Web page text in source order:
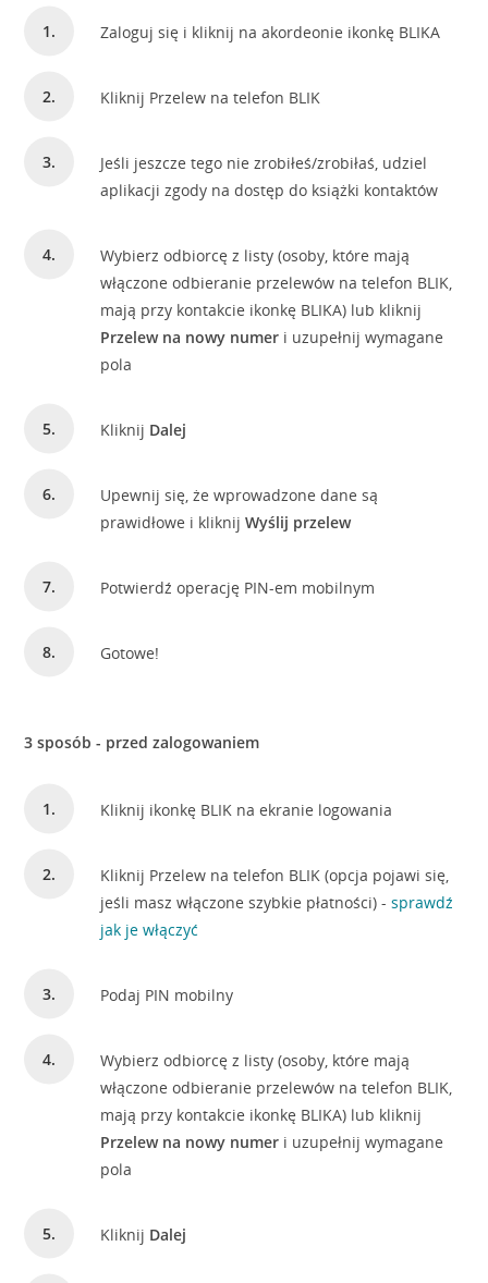
Zaloguj się i kliknij na akordeonie ikonkę BLIKA
Kliknij Przelew na telefon BLIK
Jeśli jeszcze tego nie zrobiłeś/zrobiłaś, udziel
aplikacji zgody na dostęp do książki kontaktów
Wybierz odbiorcę z listy (osoby, które mają
włączone odbieranie przelewów na telefon BLIK,
mają przy kontakcie ikonkę BLIKA) lub kliknij
Przelew na nowy numer i uzupełnij wymagane
pola
Kliknij Dalej
Upewnij się, że wprowadzone dane są
prawidłowe i kliknijWyślij przelew
Potwierdź operację PIN-em mobilnym
Gotowe!
3 sposób - przed zalogowaniem
Kliknij ikonkę BLIK na ekranie logowania
Kliknij Przelew na telefon BLIK (opcja pojawi się,
jeśli masz włączone szybkie płatności) -sprawdź
jak je włączyć
Podaj PIN mobilny
Wybierz odbiorcę z listy (osoby, które mają
włączone odbieranie przelewów na telefon BLIK,
mają przy kontakcie ikonkę BLIKA) lub kliknij
Przelew na nowy numer i uzupełnij wymagane
pola
Kliknij Dalej